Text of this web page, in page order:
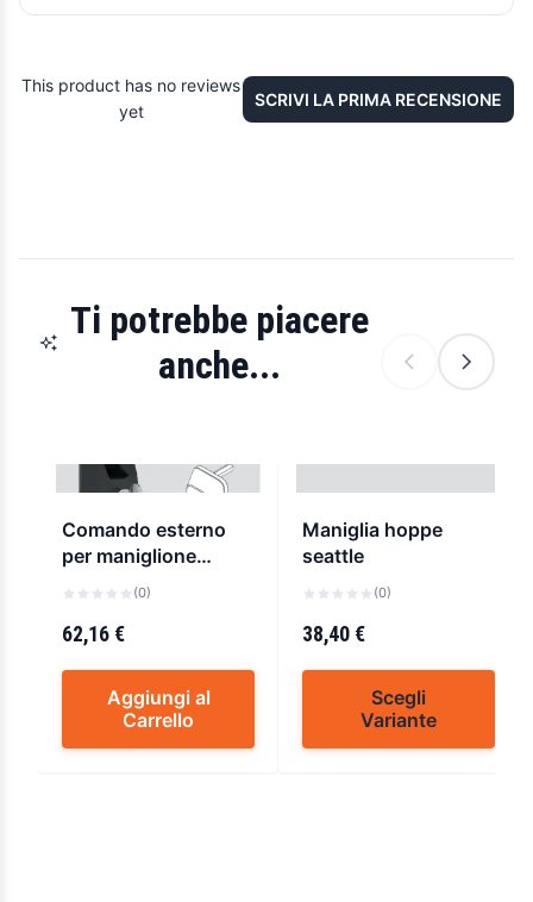
This product has no reviews
yet
SCRIVI LA PRIMA RECENSIONE
Ti potrebbe piacere
anche...
Comando esterno
per maniglione
antipanico cisa
(0)
62,16 €
Aggiungi al
Carrello
Maniglia hoppe
seattle
(0)
38,40 €
Scegli
Variante